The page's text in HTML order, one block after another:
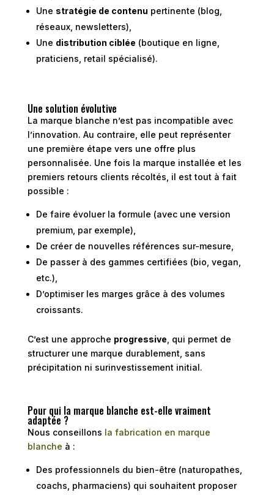
Une stratégie de contenu pertinente (blog,
réseaux, newsletters),
Une distribution ciblée (boutique en ligne,
praticiens, retail spécialisé).
Une solution évolutive
La marque blanche n’est pas incompatible avec
l’innovation. Au contraire, elle peut représenter
une première étape vers une offre plus
personnalisée. Une fois la marque installée et les
premiers retours clients récoltés, il est tout à fait
possible :
De faire évoluer la formule (avec une version
premium, par exemple),
De créer de nouvelles références sur-mesure,
De passer à des gammes certifiées (bio, vegan,
etc.),
D’optimiser les marges grâce à des volumes
croissants.
C’est une approche progressive , qui permet de
structurer une marque durablement, sans
précipitation ni surinvestissement initial.
Pour qui la marque blanche est-elle vraiment
adaptée ?
Nous conseillons la fabrication en marque
blanche à :
Des professionnels du bien-être (naturopathes,
coachs, pharmaciens) qui souhaitent proposer